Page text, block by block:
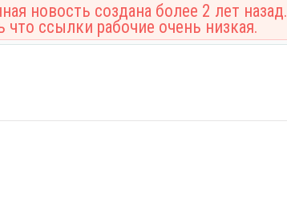
новость создана более 2 лет назад.
что ссылки рабочие очень низкая.